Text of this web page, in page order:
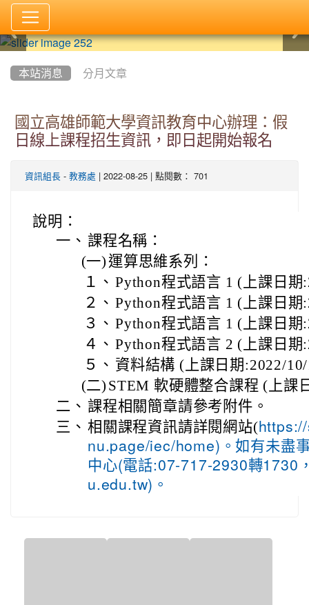
本站消息 分月文章
國立高雄師範大學資訊教育中心辦理：假
日線上課程招生資訊，即日起開始報名
資訊組長 - 教務處 | 2022-08-25 | 點閱數： 701
說明：
一、 課程名稱：
(一) 運算思維系列：
１、 Python程式語言 1 (上課日
２、 Python程式語言 1 (上課日
３、 Python程式語言 1 (上課日
４、 Python程式語言 2 (上課日
５、 資料結構 (上課日期:2022/
(二) STEM 軟硬體整合課程 (上課
二、 課程相關簡章請參考附件。
三、 相關課程資訊請詳閱網站(
nu.page/iec/home)。如有未盡
中心(電話:07-717-2930轉1730
u.edu.tw)。